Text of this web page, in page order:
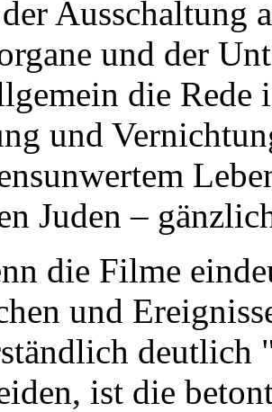
Ausschaltung
und der
die Rede
und
Juden –
die Filme
und
ist die